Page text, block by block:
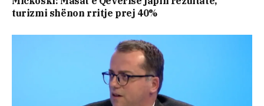
turizmi shënon rritje prej 40%